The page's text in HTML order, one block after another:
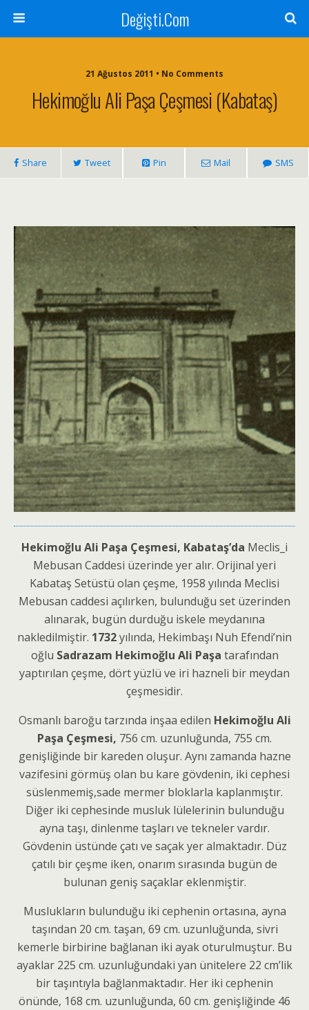
Değişti.Com
21 Ağustos 2011 • No Comments
Hekimoğlu Ali Paşa Çeşmesi (Kabataş)
Share Tweet Pin Mail SMS
Hekimoğlu Ali Paşa Çeşmesi, Kabataş’da Meclis_i
Mebusan Caddesi üzerinde yer alır. Orijinal yeri
Kabataş Setüstü olan çeşme, 1958 yılında Meclisi
Mebusan caddesi açılırken, bulunduğu set üzerinden
alınarak, bugün durduğu iskele meydanına
nakledilmiştir. 1732yılında, Hekimbaşı Nuh Efendi’nin
oğlu Sadrazam Hekimoğlu Ali Paşa tarafından
yaptırılan çeşme, dört yüzlü ve iri hazneli bir meydan
çeşmesidir.
Osmanlı baroğu tarzında inşaa edilen Hekimoğlu Ali
Paşa Çeşmesi, 756 cm. uzunluğun­da, 755 cm.
genişliğinde bir kareden oluşur. Aynı zamanda hazne
vazifesini gör­müş olan bu kare gövdenin, iki cephesi
süslenmemiş,sade mermer bloklarla kaplanmıştır.
Diğer iki cephe­sinde musluk lülelerinin bulunduğu
ayna taşı, dinlen­me taşları ve tekneler vardır.
Gövdenin üstünde çatı ve saçak yer almaktadır. Düz
çatılı bir çeşme iken, onarım sırasında bugün de
bulunan geniş saçaklar eklenmiştir.
Muslukların bulunduğu iki cephenin ortasına, ayna
taşından 20 cm. taşan, 69 cm. uzunluğunda, sivri
kemerle birbirine bağlanan iki ayak oturulmuştur. Bu
ayaklar 225 cm. uzunluğunda­ki yan ünitelere 22 cm’lik
bir taşıntıyla bağlanmakta­dır. Her iki cephenin
önünde, 168 cm. uzunluğunda, 60 cm. genişliğinde 46